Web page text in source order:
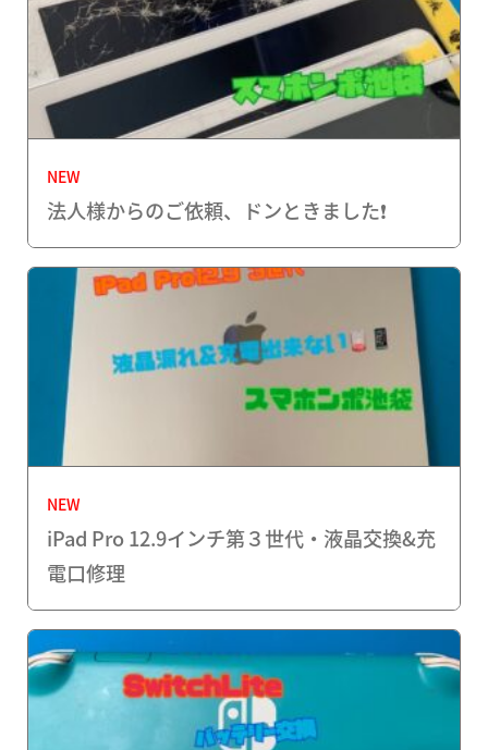
NEW
法人様からのご依頼、ドンときました❗️
NEW
iPad Pro 12.9インチ第３世代・液晶交換&充
電口修理